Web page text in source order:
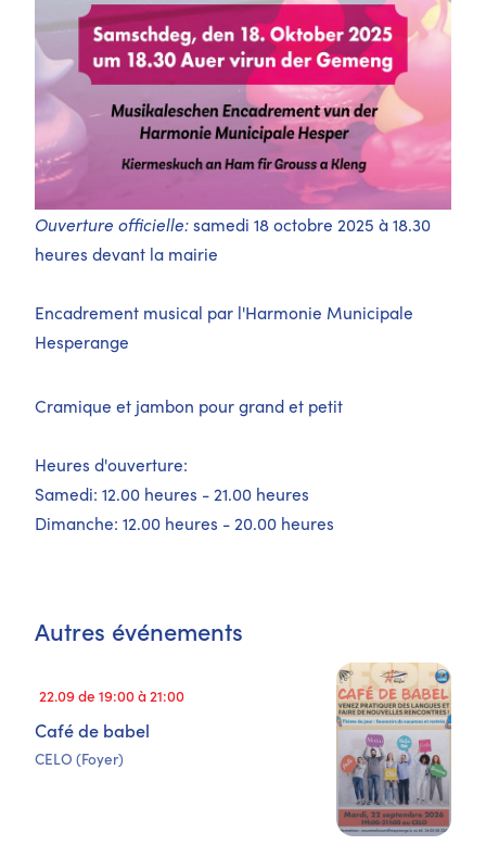
Ouverture officielle:samedi 18 octobre 2025 à 18.30
heures devant la mairie
Encadrement musical par l'Harmonie Municipale
Hesperange
Cramique et jambon pour grand et petit
Heures d'ouverture:
Samedi: 12.00 heures - 21.00 heures
Dimanche: 12.00 heures - 20.00 heures
Autres événements
22.09 de 19:00 à 21:00
Café de babel
CELO (Foyer)